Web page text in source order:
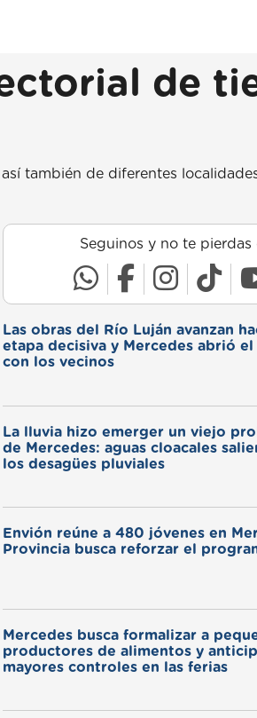
de
también de diferentes
Seguinos y no te pierdas
Las obras del Río Luján avanzan
etapa decisiva y Mercedes abrió
con los vecinos
La lluvia hizo emerger un viejo
de Mercedes: aguas cloacales
los desagües pluviales
Envión reúne a 480 jóvenes en
Provincia busca reforzar el
Mercedes busca formalizar a
productores de alimentos y
mayores controles en las ferias